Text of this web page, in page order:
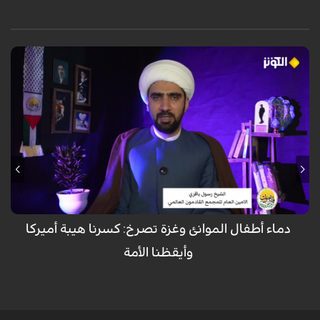
في حلقة استثنائية من برنامج "قادمون" المخصص لأطفال الشهداء، وبمشاركة
الدكتور عبد الهادي أوانج من ماليزيا والشيخ خالد الملا، أكد المحللون أن دماء
الأطفال المظلومين في ميناء (بندرعباس) وغزة ليست مجرد مأساة عابرة، بل
"صرخة وجدان الإنسانية" التي فضحت زيف القوى الكبرى وكسرت الهيمنة
العسكرية والإعلامية الأميركية. وشدّد الضيوف على أن هذه الدماء الطاهرة
أوقظت الأمة الإسلامية من سباتها، محوّلة إياها من موقع المتفرج إلى فاعل
مؤثر، داعين إلى الوحدة والنصرة للمظلومين في فلسطين وإيران، ومشيرين إلى
أن التكاتف الشعبي والعلمائي (المرجعية في العراق) أثبت فشل الحصار
الصهيوأميركي
دماء أطفال الموانئ وغزة تصرخ: كسرنا هيبة أميركا
وأيقظنا الأمة